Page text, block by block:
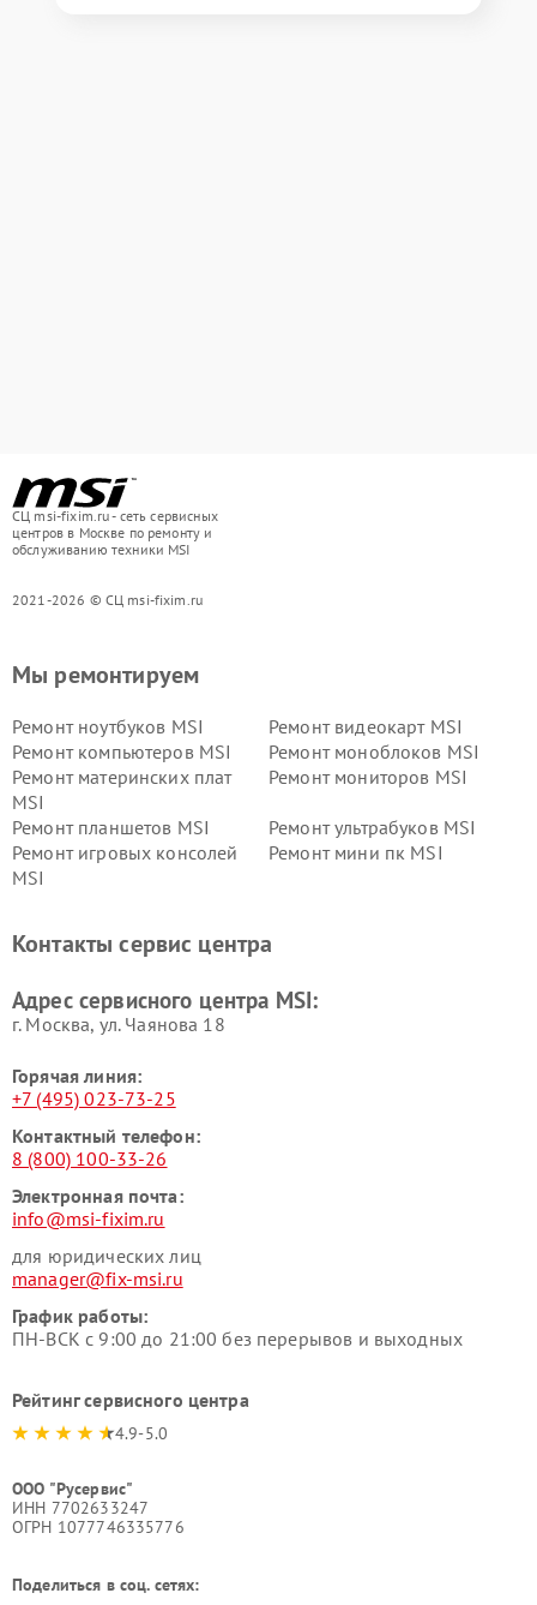
СЦ msi-fixim.ru - сеть сервисных
центров в Москве по ремонту и
обслуживанию техники MSI
2021-2026 © СЦ msi-fixim.ru
Мы ремонтируем
Ремонт ноутбуков MSI
Ремонт видеокарт MSI
Ремонт компьютеров MSI
Ремонт моноблоков MSI
Ремонт материнских плат
MSI
Ремонт мониторов MSI
Ремонт планшетов MSI
Ремонт ультрабуков MSI
Ремонт игровых консолей
MSI
Ремонт мини пк MSI
Контакты сервис центра
Адрес сервисного центра MSI:
г. Москва, ул. Чаянова 18
Горячая линия:
+7 (495) 023-73-25
Контактный телефон:
8 (800) 100-33-26
Электронная почта:
info@msi-fixim.ru
для юридических лиц
manager@fix-msi.ru
График работы:
ПН-ВСК с 9:00 до 21:00 без перерывов и выходных
Рейтинг сервисного центра
4.9-5.0
ООО "Русервис"
ИНН 7702633247
ОГРН 1077746335776
Поделиться в соц. сетях: